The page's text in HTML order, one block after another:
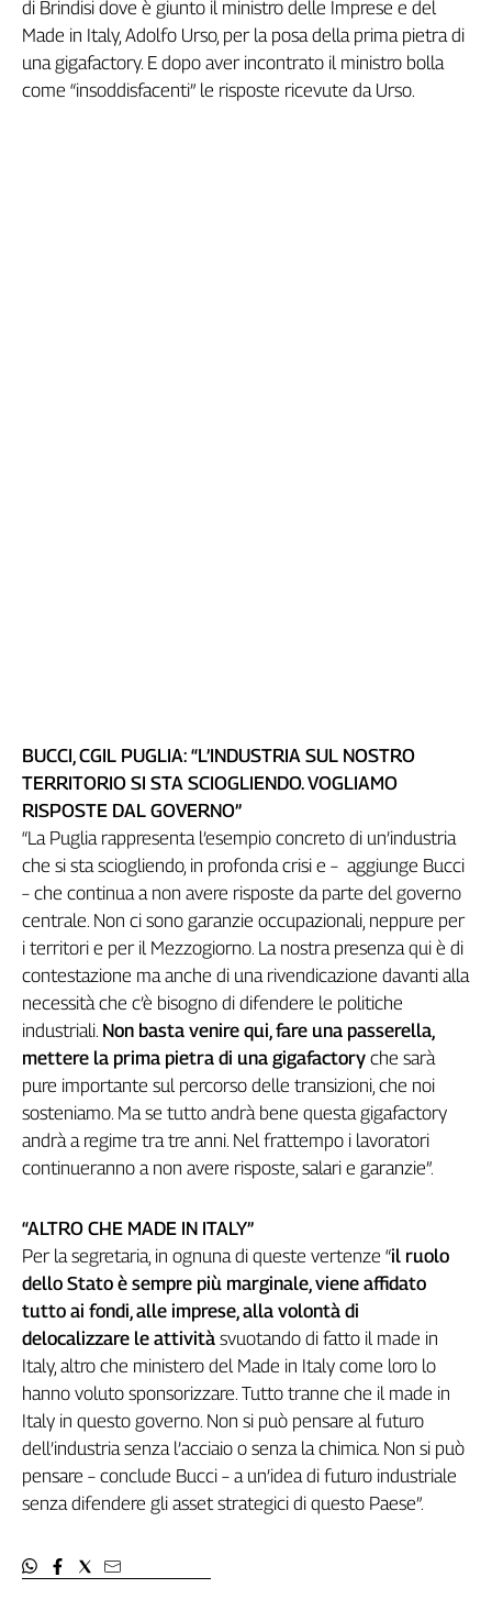
settimana
Collettiva
Abruzzo-
Molise
Alto
Adige
Basilicata
Calabria
Campania
Emilia-
Romagna
Friuli
Venezia
Giulia
Lazio
Liguria
Lombardia
Marche
Puglia
Sardegna
Sicilia
Toscana
Trentino
Umbria
Valle
D'Aosta
Veneto
Archivio
Storico
di Brindisi dove è giunto il ministro delle Imprese e del
Made in Italy, Adolfo Urso, per la posa della prima pietra di
una gigafactory. E dopo aver incontrato il ministro bolla
come “insoddisfacenti” le risposte ricevute da Urso.
BUCCI, CGIL PUGLIA: “L’INDUSTRIA SUL NOSTRO
TERRITORIO SI STA SCIOGLIENDO. VOGLIAMO
RISPOSTE DAL GOVERNO”
“La Puglia rappresenta l’esempio concreto di un’industria
che si sta sciogliendo, in profonda crisi e – aggiunge Bucci
– che continua a non avere risposte da parte del governo
centrale. Non ci sono garanzie occupazionali, neppure per
i territori e per il Mezzogiorno. La nostra presenza qui è di
contestazione ma anche di una rivendicazione davanti alla
necessità che c’è bisogno di difendere le politiche
industriali. Non basta venire qui, fare una passerella,
mettere la prima pietra di una gigafactory che sarà
pure importante sul percorso delle transizioni, che noi
sosteniamo. Ma se tutto andrà bene questa gigafactory
andrà a regime tra tre anni. Nel frattempo i lavoratori
continueranno a non avere risposte, salari e garanzie”.
“ALTRO CHE MADE IN ITALY”
Per la segretaria, in ognuna di queste vertenze “il ruolo
dello Stato è sempre più marginale, viene affidato
tutto ai fondi, alle imprese, alla volontà di
delocalizzare le attività svuotando di fatto il made in
Italy, altro che ministero del Made in Italy come loro lo
hanno voluto sponsorizzare. Tutto tranne che il made in
Italy in questo governo. Non si può pensare al futuro
dell’industria senza l’acciaio o senza la chimica. Non si può
pensare – conclude Bucci – a un’idea di futuro industriale
senza difendere gli asset strategici di questo Paese”.